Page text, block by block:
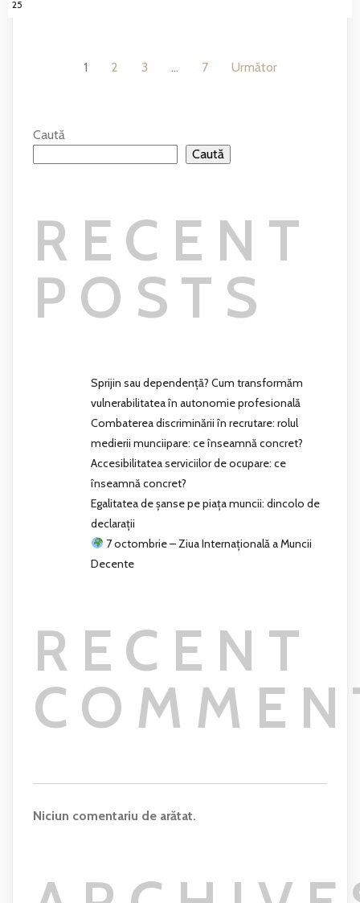
25
1 2 3 … 7 Următor
Caută
Caută
RECENT
POSTS
Sprijin sau dependență? Cum transformăm
vulnerabilitatea în autonomie profesională
Combaterea discriminării în recrutare: rolul
medierii munciipare: ce înseamnă concret?
Accesibilitatea serviciilor de ocupare: ce
înseamnă concret?
Egalitatea de șanse pe piața muncii: dincolo de
declarații
7 octombrie – Ziua Internațională a Muncii
Decente
RECENT
Niciun comentariu de arătat.